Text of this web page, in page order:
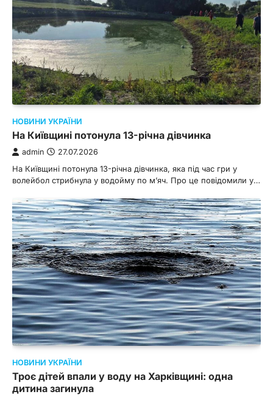
НОВИНИ УКРАЇНИ
На Київщині потонула 13-річна дівчинка
admin 27.07.2026
На Київщині потонула 13-річна дівчинка, яка під час гри у
волейбол стрибнула у водойму по м’яч. Про це повідомили у…
НОВИНИ УКРАЇНИ
Троє дітей впали у воду на Харківщині: одна
дитина загинула